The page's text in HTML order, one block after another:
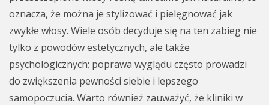
oznacza, że można je stylizować i pielęgnować jak
zwykłe włosy. Wiele osób decyduje się na ten zabieg nie
tylko z powodów estetycznych, ale także
psychologicznych; poprawa wyglądu często prowadzi
do zwiększenia pewności siebie i lepszego
samopoczucia. Warto również zauważyć, że kliniki w